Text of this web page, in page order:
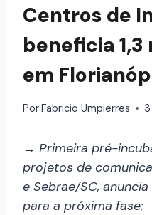
Centros de
beneficia
em
PorFabricio Umpierres
→ Primeira pré-
projetos de
e Sebrae/SC,
para a próxima fase;